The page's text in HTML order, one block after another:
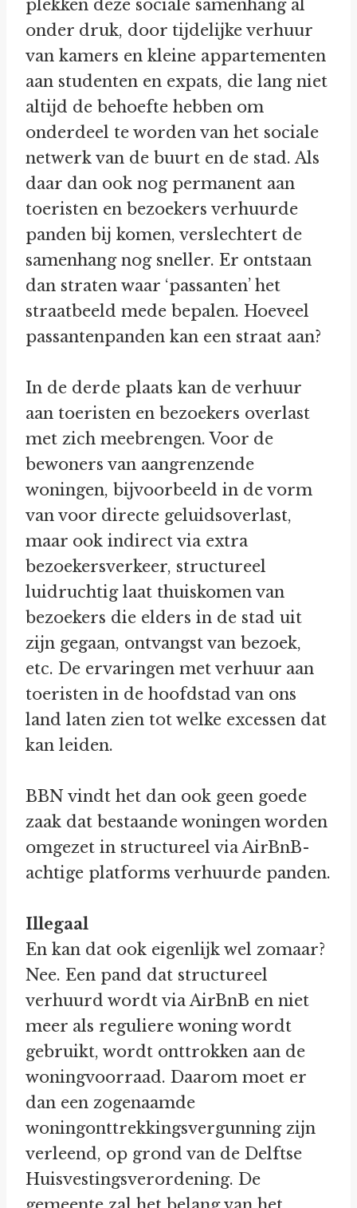
plekken deze sociale samenhang al
onder druk, door tijdelijke verhuur
van kamers en kleine appartementen
aan studenten en expats, die lang niet
altijd de behoefte hebben om
onderdeel te worden van het sociale
netwerk van de buurt en de stad. Als
daar dan ook nog permanent aan
toeristen en bezoekers verhuurde
panden bij komen, verslechtert de
samenhang nog sneller. Er ontstaan
dan straten waar ‘passanten’ het
straatbeeld mede bepalen. Hoeveel
passantenpanden kan een straat aan?
In de derde plaats kan de verhuur
aan toeristen en bezoekers overlast
met zich meebrengen. Voor de
bewoners van aangrenzende
woningen, bijvoorbeeld in de vorm
van voor directe geluidsoverlast,
maar ook indirect via extra
bezoekersverkeer, structureel
luidruchtig laat thuiskomen van
bezoekers die elders in de stad uit
zijn gegaan, ontvangst van bezoek,
etc. De ervaringen met verhuur aan
toeristen in de hoofdstad van ons
land laten zien tot welke excessen dat
kan leiden.
BBN vindt het dan ook geen goede
zaak dat bestaande woningen worden
omgezet in structureel via AirBnB-
achtige platforms verhuurde panden.
Illegaal
En kan dat ook eigenlijk wel zomaar?
Nee. Een pand dat structureel
verhuurd wordt via AirBnB en niet
meer als reguliere woning wordt
gebruikt, wordt onttrokken aan de
woningvoorraad. Daarom moet er
dan een zogenaamde
woningonttrekkingsvergunning zijn
verleend, op grond van de Delftse
Huisvestingsverordening. De